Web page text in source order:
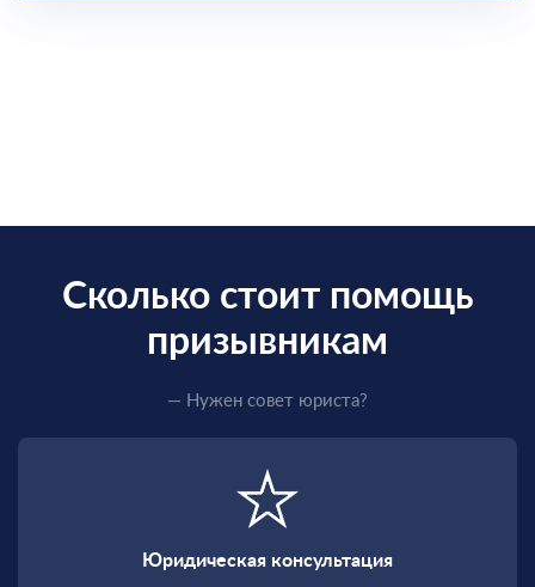
Сколько стоит помощь
призывникам
— Нужен совет юриста?
Юридическая консультация